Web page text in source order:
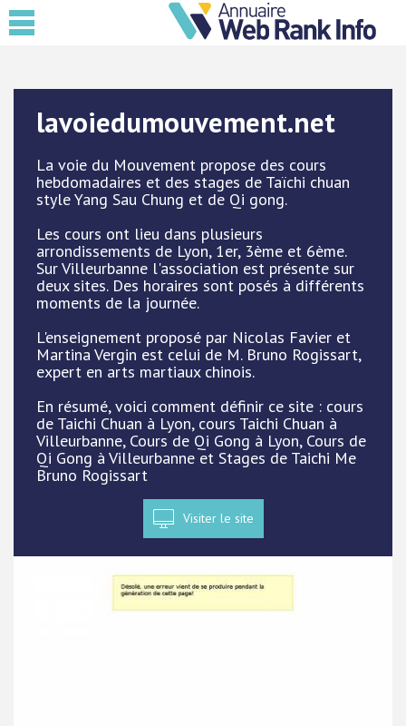
lavoiedumouvement.net
La voie du Mouvement propose des cours
hebdomadaires et des stages de Taïchi chuan
style Yang Sau Chung et de Qi gong.
Les cours ont lieu dans plusieurs
arrondissements de Lyon, 1er, 3ème et 6ème.
Sur Villeurbanne l'association est présente sur
deux sites. Des horaires sont posés à différents
moments de la journée.
L'enseignement proposé par Nicolas Favier et
Martina Vergin est celui de M. Bruno Rogissart,
expert en arts martiaux chinois.
En résumé, voici comment définir ce site : cours
de Taichi Chuan à Lyon, cours Taichi Chuan à
Villeurbanne, Cours de Qi Gong à Lyon, Cours de
Qi Gong à Villeurbanne et Stages de Taichi Me
Bruno Rogissart
Visiter le site